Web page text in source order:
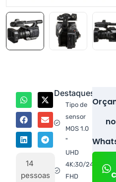
Destaques
Tipo de
sensor
MOS 1.0
"
UHD
4K:30/24p,
FHD
no
14
pessoas